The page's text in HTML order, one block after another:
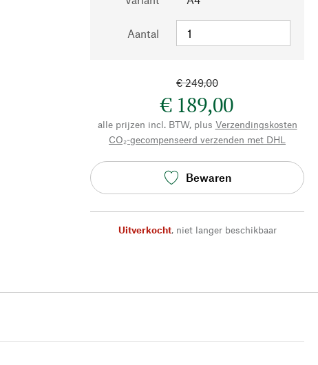
Aantal
€ 249,00
€ 189,00
alle prijzen incl. BTW, plus Verzendingskosten
CO₂-gecompenseerd verzenden met DHL
Bewaren
Uitverkocht, niet langer beschikbaar